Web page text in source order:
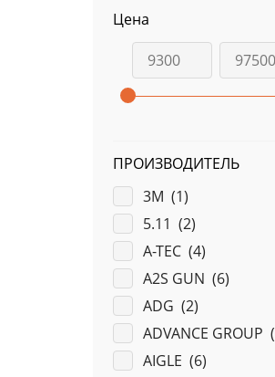
Цена
ПРОИЗВОДИТЕЛЬ
3M (1)
5.11 (2)
A-TEC (4)
A2S GUN (6)
ADG (2)
ADVANCE GROUP (
AIGLE (6)